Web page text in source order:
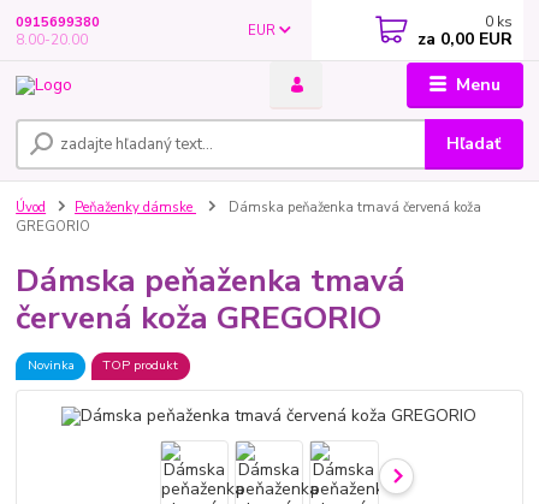
Menu
EUR
Hľadať
0915699380
8.00-20.00
0 ks
za 0,00 EUR
Úvod Peňaženky dámske
Dámska peňaženka tmavá červená koža
GREGORIO
Dámska peňaženka tmavá
červená koža GREGORIO
Novinka TOP produkt